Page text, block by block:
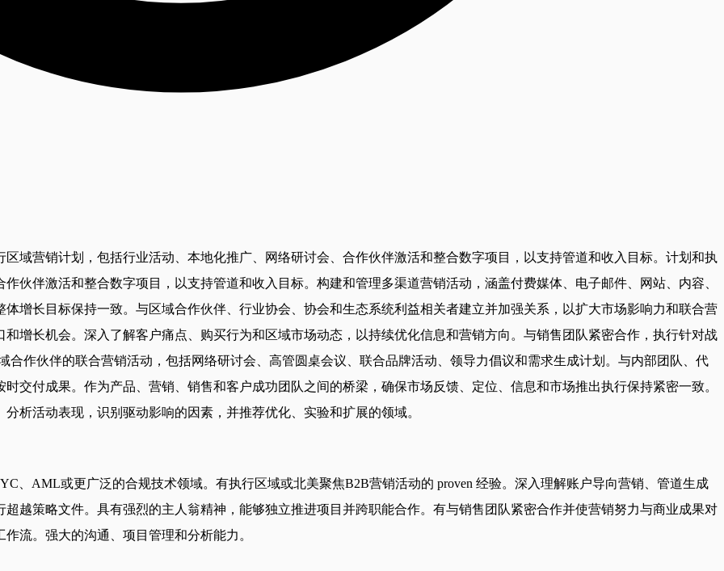
域营销计划，包括行业活动、本地化推广、网络研讨会、合作伙伴激活和整合数字项目，以支持管道和收入目标。计划和执
伙伴激活和整合数字项目，以支持管道和收入目标。构建和管理多渠道营销活动，涵盖付费媒体、电子邮件、网站、内容、
增长目标保持一致。与区域合作伙伴、行业协会、协会和生态系统利益相关者建立并加强关系，以扩大市场影响力和联合营
增长机会。深入了解客户痛点、购买行为和区域市场动态，以持续优化信息和营销方向。与销售团队紧密合作，执行针对战
作伙伴的联合营销活动，包括网络研讨会、高管圆桌会议、联合品牌活动、领导力倡议和需求生成计划。与内部团队、代
交付成果。作为产品、营销、销售和客户成功团队之间的桥梁，确保市场反馈、定位、信息和市场推出执行保持紧密一致。
析活动表现，识别驱动影响的因素，并推荐优化、实验和扩展的领域。
、AML或更广泛的合规技术领域。有执行区域或北美聚焦B2B营销活动的 proven 经验。深入理解账户导向营销、管道生成
越策略文件。具有强烈的主人翁精神，能够独立推进项目并跨职能合作。有与销售团队紧密合作并使营销努力与商业成果对
流。强大的沟通、项目管理和分析能力。